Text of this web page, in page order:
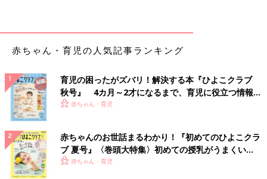
赤ちゃん・育児の人気記事ランキング
育児の困ったがズバリ！解決する本『ひよこクラブ
秋号』 4カ月～2才になるまで、育児に役立つ情報が
いっぱい！
赤ちゃん・育児
赤ちゃんのお世話まるわかり！『初めてのひよこクラ
ブ 夏号』〈巻頭大特集〉初めての授乳がうまくい
く！ おっぱい・ミルクの基本と夏のトラブル 解決テ
赤ちゃん・育児